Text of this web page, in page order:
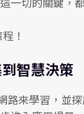
！
智慧決策
來學習，並